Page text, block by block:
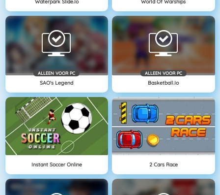
ALLEEN VOOR PC
SAO's Legend
ALLEEN VOOR PC
Basketball.io
Instant Soccer Online 2 Cars Race